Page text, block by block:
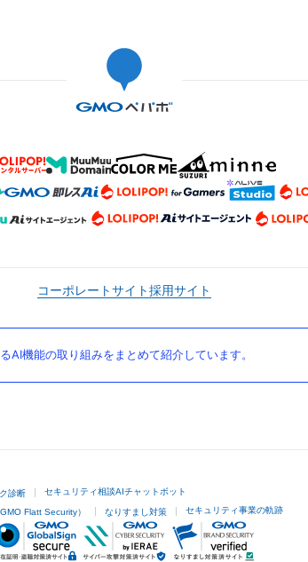
コーポレートサイト採用サイト
機能の取り組みをまとめて紹介しています。
診断 セキュリティ相談AIチャットボット
Flatt Security） なりすまし対策 セキュリティ事業の軌跡